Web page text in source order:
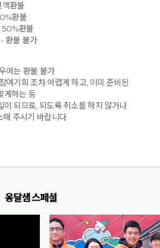
빠들도 비슷 했겠지만, 그때의 나의
빠의 이 춤사위는 너와 함께하는 이
다가와 줬으면 좋겠다는 마음에서
의  몸부림 이란다.’ 이었다.
교 이사장님의 특강이 있었다.
고, 아버지의 아버지를 위한 아버지
야할 것이 이렇게 많을 줄 몰랐고,
많다는 것을 깨달았다. 그저 아이가
끌고 다그치고 재촉하고
하여 이루고자하는 기대치에
한다 못한다 라는 기준을 가지고
그어 놓고) 아이를 대해왔던 내가
액환불
환불
50%환불
환불 불가
에는 환불 불가
여기회 조차 어렵게 하고, 이미 준비된
게하는 등
이 되므로, 되도록 취소를 하지 않거나
주시기 바랍니다.
옹달샘 스페셜